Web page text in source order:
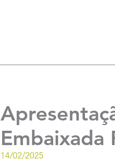
Embaixada
14/02/2025